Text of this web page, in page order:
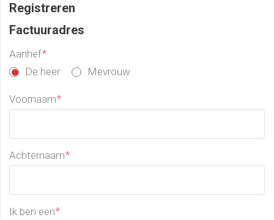
Registreren
Factuuradres
Aanhef*
De heer Mevrouw
Voornaam*
Achternaam*
Ik ben een*